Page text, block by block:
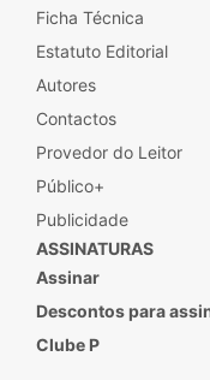
Ficha Técnica
Estatuto Editorial
Autores
Contactos
Provedor do Leitor
Público+
Publicidade
ASSINATURAS
Assinar
Descontos para
Clube P